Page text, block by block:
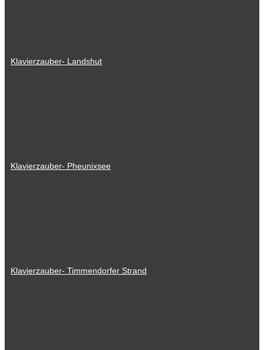
Klavierzauber- Landshut
Klavierzauber- Pheunixsee
Klavierzauber- Timmendorfer Strand